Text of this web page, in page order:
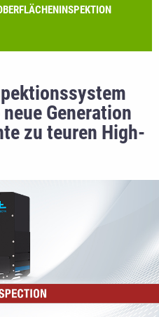
Generation
zu teuren High-